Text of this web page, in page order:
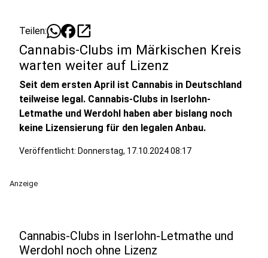
Teilen: open_in_new
Cannabis-Clubs im Märkischen Kreis
warten weiter auf Lizenz
Seit dem ersten April ist Cannabis in Deutschland
teilweise legal. Cannabis-Clubs in Iserlohn-
Letmathe und Werdohl haben aber bislang noch
keine Lizensierung für den legalen Anbau.
Veröffentlicht: Donnerstag, 17.10.2024 08:17
Anzeige
Cannabis-Clubs in Iserlohn-Letmathe und
Werdohl noch ohne Lizenz